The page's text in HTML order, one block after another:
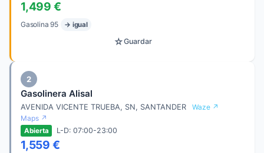
1,499 €
Gasolina 95 → igual
☆Guardar
2
Gasolinera Alisal
AVENIDA VICENTE TRUEBA, SN, SANTANDER
Waze ↗
Maps ↗
Abierta L-D: 07:00-23:00
1,559 €